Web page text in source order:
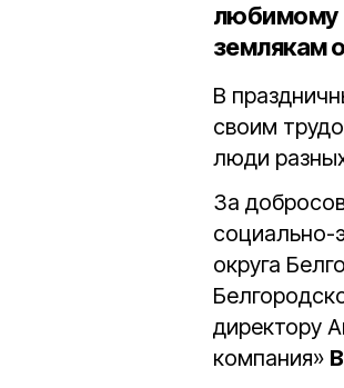
любимому
землякам
В
своим
люди
За
социально-
округа
директору
компания»